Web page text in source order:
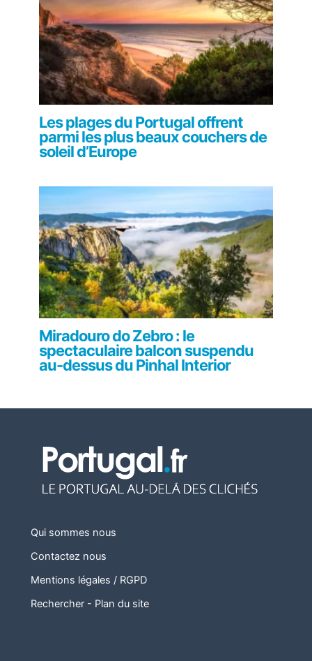
Les plages du Portugal offrent
parmi les plus beaux couchers de
soleil d’Europe
Miradouro do Zebro : le
spectaculaire balcon suspendu
au-dessus du Pinhal Interior
Qui sommes nous
Contactez nous
Mentions légales / RGPD
Rechercher- Plan du site